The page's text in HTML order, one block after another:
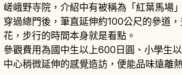
嵯峨野寺院，介紹中有被稱為「紅葉馬場
穿過總門後，筆直延伸約100公尺的參道
花，步行的時間本身就是看點。
參觀費用為國中生以上600日圓、小學生
中心稍微延伸的感覺造訪，便能品味遠離